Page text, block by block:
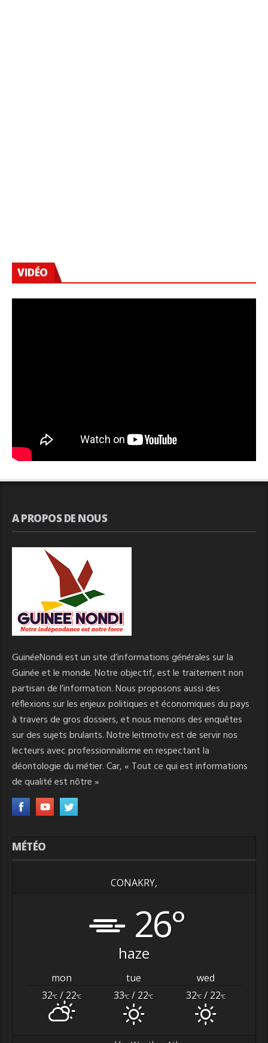
VIDÉO
A PROPOS DE NOUS
GuinéeNondi est un site d’informations générales sur la
Guinée et le monde. Notre objectif, est le traitement non
partisan de l’information. Nous proposons aussi des
réflexions sur les enjeux politiques et économiques du pays
à travers de gros dossiers, et nous menons des enquêtes
sur des sujets brulants. Notre leitmotiv est de servir nos
lecteurs avec professionnalisme en respectant la
déontologie du métier. Car, « Tout ce qui est informations
de qualité est nôtre »
MÉTÉO
CONAKRY,
26°
haze
mon tue
wed
32°C / 22°C 33°C / 22°C 32°C/ 22°C